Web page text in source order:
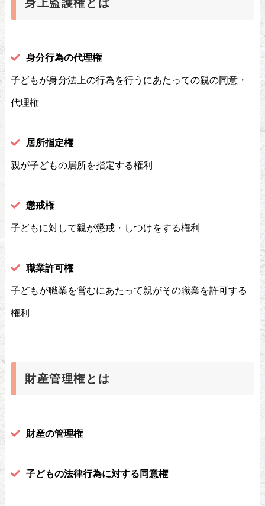
身上監護権とは
身分行為の代理権
子どもが身分法上の行為を行うにあたっての親の同意・
代理権
居所指定権
親が子どもの居所を指定する権利
懲戒権
子どもに対して親が懲戒・しつけをする権利
職業許可権
子どもが職業を営むにあたって親がその職業を許可する
権利
財産管理権とは
財産の管理権
子どもの法律行為に対する同意権